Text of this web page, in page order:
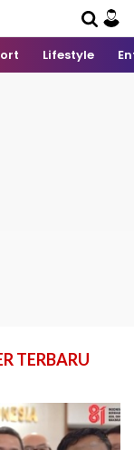
Lifestyle
TERBARU